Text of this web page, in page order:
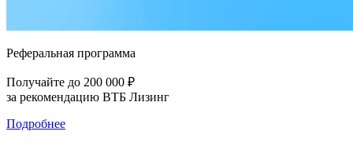
Реферальная программа
Получайте до 200 000 ₽
за рекомендацию ВТБ Лизинг
Подробнее